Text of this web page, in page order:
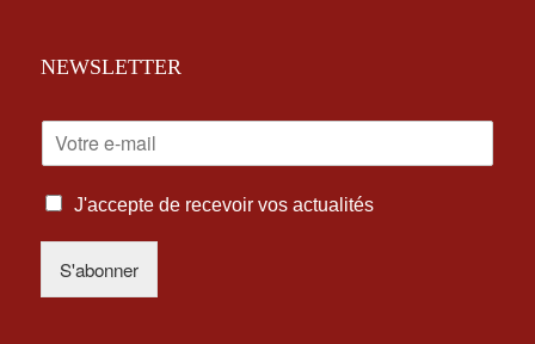
NEWSLETTER
A
I
F
R
J'accepte de recevoir vos actualités
S'abonner